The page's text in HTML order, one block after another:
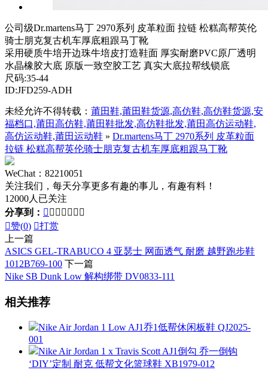
公司级Dr.martens马丁 2970系列 皮革粒面 拉链 松糕高帮英伦
骑士朋克复古机车厚底粗跟马丁靴
采用硬质牛培开边珠牛培皮打造鞋面 厚实耐磨PVC原厂透明
水晶橡胶大底 原版一致空胶工艺 真实大底拉帮线锁底
尺码:35-44
ID:JFD259-ADH
未经允许不得转载： 莆田鞋,莆田鞋货源,高仿鞋,高仿鞋货源,安
福档口,莆田高仿鞋,莆田鞋批发,高仿鞋批发,莆田高仿运动鞋,
高仿运动鞋,莆田运动鞋 » Dr.martens马丁 2970系列 皮革粒面
拉链 松糕高帮英伦骑士朋克复古机车厚底粗跟马丁靴
WeChat：82210051
关注我们，每天分享更多有趣的事儿，有趣有料！
12000人已关注
分享到：       
赞(0) 打赏
上一篇
ASICS GEL-TRABUCO 4 亚瑟士 网面透气 耐磨 越野跑步鞋
1012B769-100 下一篇
Nike SB Dunk Low 解构绑带 DV0833-111
相关推荐
Nike Air Jordan 1 Low AJ1乔1低帮休闲板鞋 QJ2025-
001
Nike Air Jordan 1 x Travis Scott AJ1倒勾 乔一倒钩
‘DIY’定制 耐克 低帮文化篮球鞋 XB1979-012